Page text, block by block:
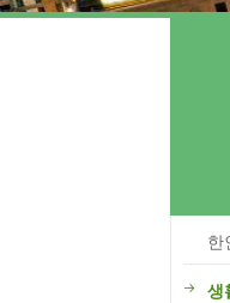
한
생
- 이야기마당